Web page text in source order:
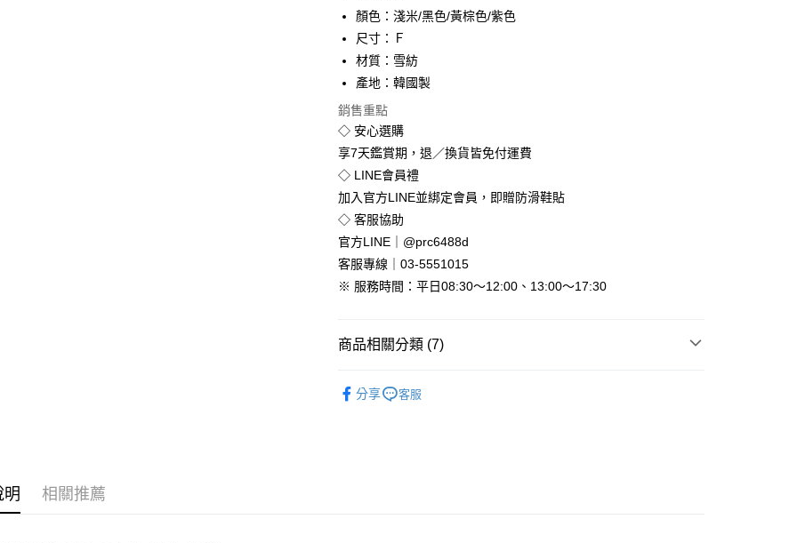
Apple Pay
街口支付
悠遊付
Google Pay
全盈+PAY
運送方式
全家付款取貨
免運費
顏色：淺米/黑色/黃棕色/紫色
尺寸：Ｆ
材質：雪紡
產地：韓國製
銷售重點
◇ 安心選購
享7天鑑賞期，退／換貨皆免付運費
◇ LINE會員禮
加入官方LINE並綁定會員，即贈防滑鞋貼
◇ 客服協助
官方LINE｜@prc6488d
客服專線｜03-5551015
※ 服務時間：平日08:30～12:00、13:00～17:30
商品相關分類 (7)
分享 客服
明 相關推薦